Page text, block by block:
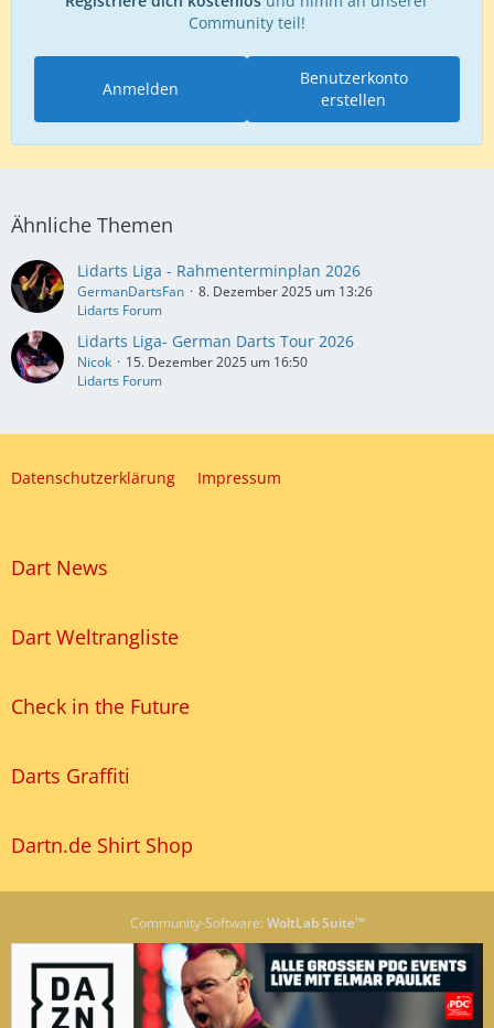
Community teil!
Benutzerkonto
erstellen
Anmelden
Ähnliche Themen
Lidarts Liga - Rahmenterminplan 2026
GermanDartsFan
8. Dezember 2025 um 13:26
Lidarts Forum
Lidarts Liga- German Darts Tour 2026
Nicok
15. Dezember 2025 um 16:50
Lidarts Forum
Datenschutzerklärung Impressum
Dart News
Dart Weltrangliste
Check in the Future
Darts Graffiti
Dartn.de Shirt Shop
Community-Software: WoltLab Suite™